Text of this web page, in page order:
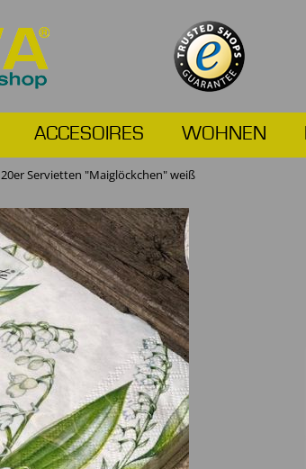
ACCESOIRES WOHNEN
20er Servietten "Maiglöckchen" weiß